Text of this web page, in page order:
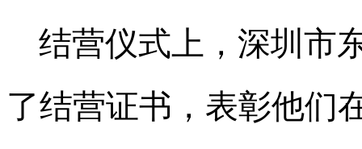
结营仪式上，深圳市
了结营证书，表彰他们